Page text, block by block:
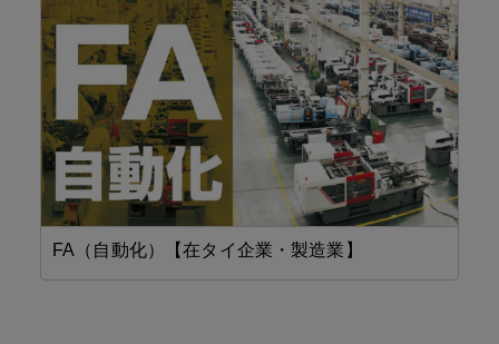
FA（自動化）【在タイ企業・製造業】